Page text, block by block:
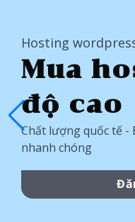
Hosting
Mua
độ cao
Chất lượng quốc tế -
nhanh chóng